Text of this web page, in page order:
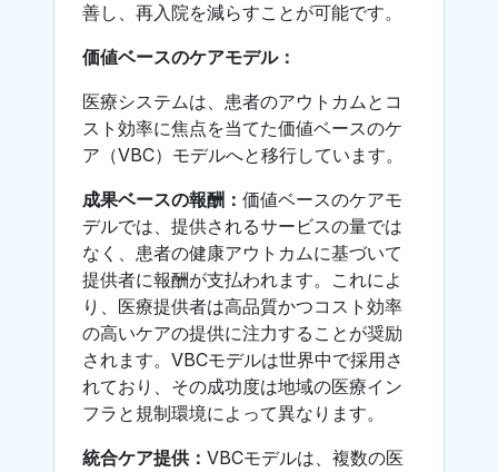
善し、再入院を減らすことが可能です。
価値ベースのケアモデル：
医療システムは、患者のアウトカムとコ
スト効率に焦点を当てた価値ベースのケ
ア（VBC）モデルへと移行しています。
成果ベースの報酬： 価値ベースのケアモ
デルでは、提供されるサービスの量では
なく、患者の健康アウトカムに基づいて
提供者に報酬が支払われます。これによ
り、医療提供者は高品質かつコスト効率
の高いケアの提供に注力することが奨励
されます。VBCモデルは世界中で採用さ
れており、その成功度は地域の医療イン
フラと規制環境によって異なります。
統合ケア提供： VBCモデルは、複数の医